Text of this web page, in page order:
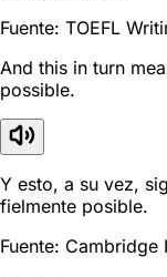
Fuente: TOEFL
And this in turn
possible.
Y esto, a su vez,
fielmente posible.
Fuente: Cambridge